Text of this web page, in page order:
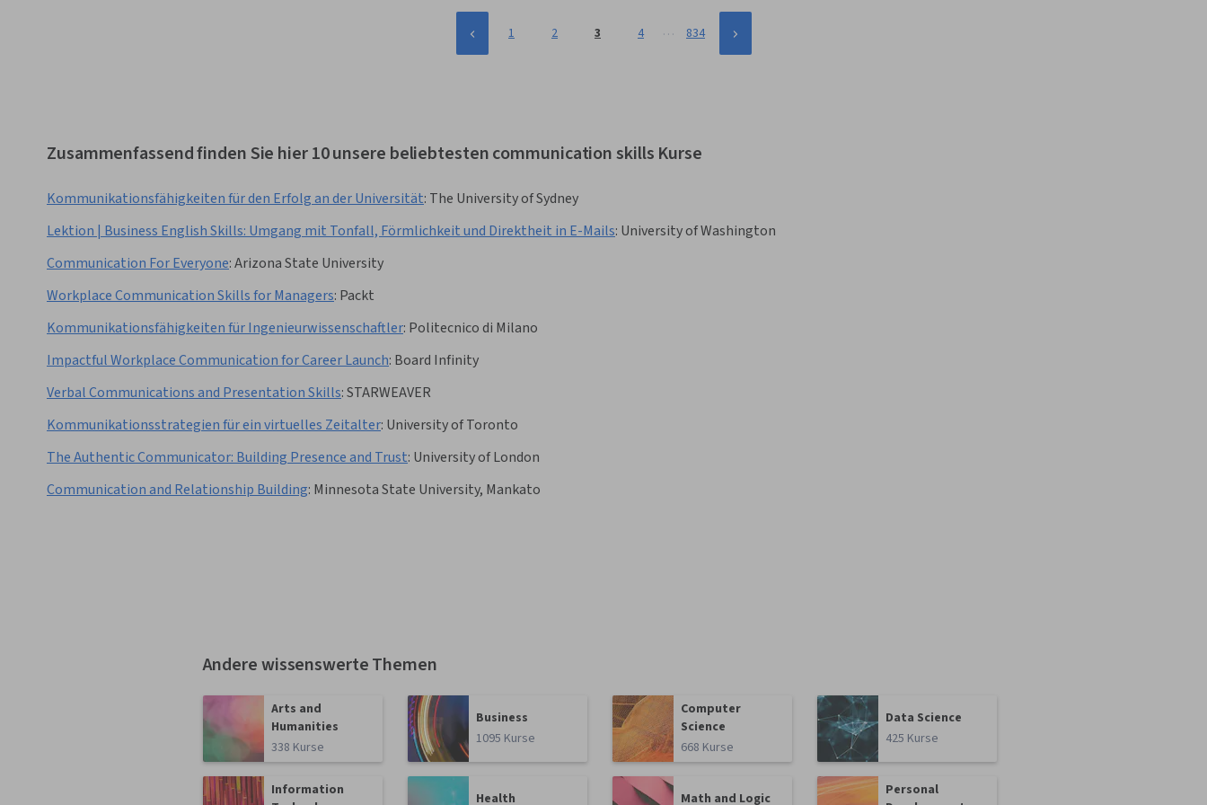
1 2 3 4 … 834
Zusammenfassend finden Sie hier 10 unsere beliebtesten communication skills Kurse
Kommunikationsfähigkeiten für den Erfolg an der Universität: The University of Sydney
Lektion | Business English Skills: Umgang mit Tonfall, Förmlichkeit und Direktheit in E-Mails: University of Washington
Communication For Everyone:Arizona State University
Workplace Communication Skills for Managers: Packt
Kommunikationsfähigkeiten für Ingenieurwissenschaftler: Politecnico di Milano
Impactful Workplace Communication for Career Launch: Board Infinity
Verbal Communications and Presentation Skills:STARWEAVER
Kommunikationsstrategien für ein virtuelles Zeitalter: University of Toronto
The Authentic Communicator: Building Presence and Trust: University of London
Communication and Relationship Building: Minnesota State University, Mankato
Andere wissenswerte Themen
Arts and
Humanities
338 Kurse
Business
1095 Kurse
Computer
Science
668 Kurse
Data Science
425 Kurse
Information
Health Math and Logic
Personal